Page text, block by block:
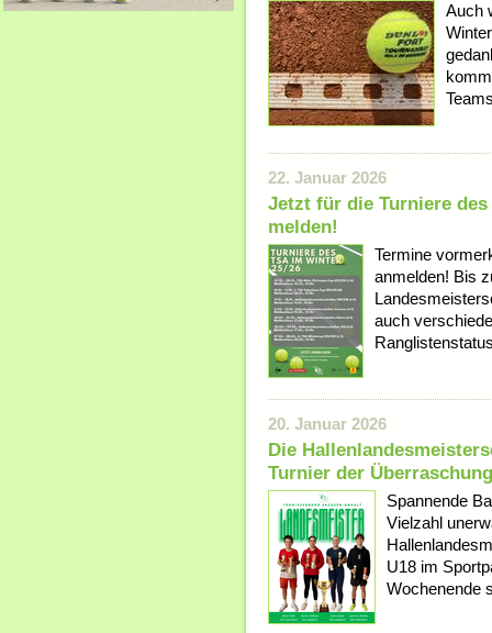
Auch
22. Januar 2026
Jetzt für die Turniere
melden!
Termine
anmelden! Bis
auch
20. Januar 2026
Die
Turnier der
Spannende
Vielzahl
U18 im
Wochenende